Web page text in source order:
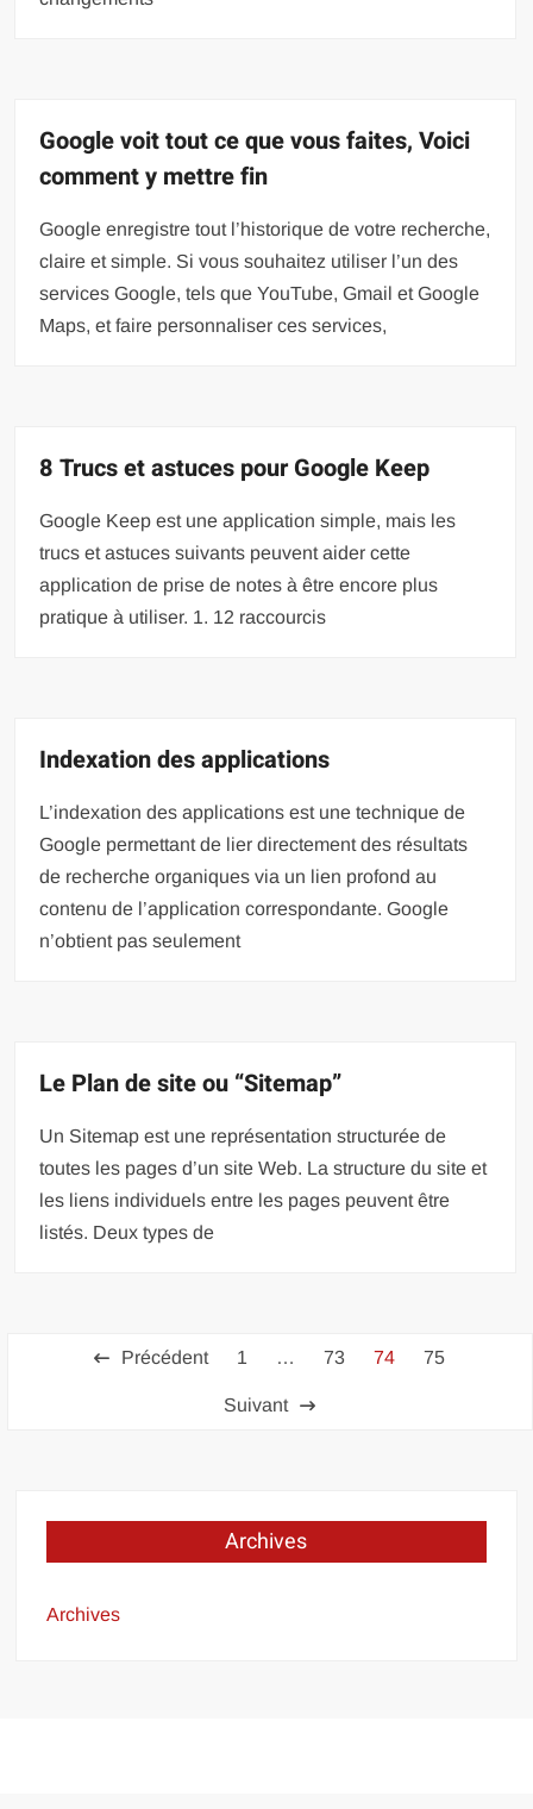
Google voit tout ce que vous faites, Voici
comment y mettre fin
Google enregistre tout l’historique de votre recherche,
claire et simple. Si vous souhaitez utiliser l’un des
services Google, tels que YouTube, Gmail et Google
Maps, et faire personnaliser ces services,
8 Trucs et astuces pour Google Keep
Google Keep est une application simple, mais les
trucs et astuces suivants peuvent aider cette
application de prise de notes à être encore plus
pratique à utiliser. 1. 12 raccourcis
Indexation des applications
L’indexation des applications est une technique de
Google permettant de lier directement des résultats
de recherche organiques via un lien profond au
contenu de l’application correspondante. Google
n’obtient pas seulement
Le Plan de site ou “Sitemap”
Un Sitemap est une représentation structurée de
toutes les pages d’un site Web. La structure du site et
les liens individuels entre les pages peuvent être
listés. Deux types de
Pagination
Précédent 1 … 73 74 75
Suivant
Archives
Archives